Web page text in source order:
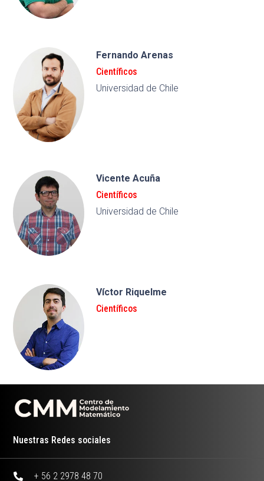
Fernando Arenas
Científicos
Universidad de Chile
Vicente Acuña
Científicos
Universidad de Chile
Víctor Riquelme
Científicos
Nuestras Redes sociales
+ 56 2 2978 48 70